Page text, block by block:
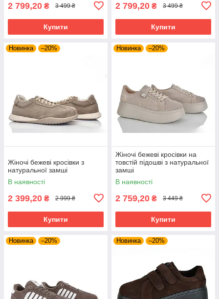
2 799,20 ₴ 3 499 ₴
Купити
2 799,20 ₴ 3 499 ₴
Купити
Новинка –20%
Жіночі бежеві кросівки з
натуральної замші
В наявності
2 399,20 ₴ 2 999 ₴
Купити
Новинка –20%
Жіночі бежеві кросівки на
товстій підошві з натуральної
замші
В наявності
2 759,20 ₴ 3 449 ₴
Купити
Новинка –20% Новинка –20%